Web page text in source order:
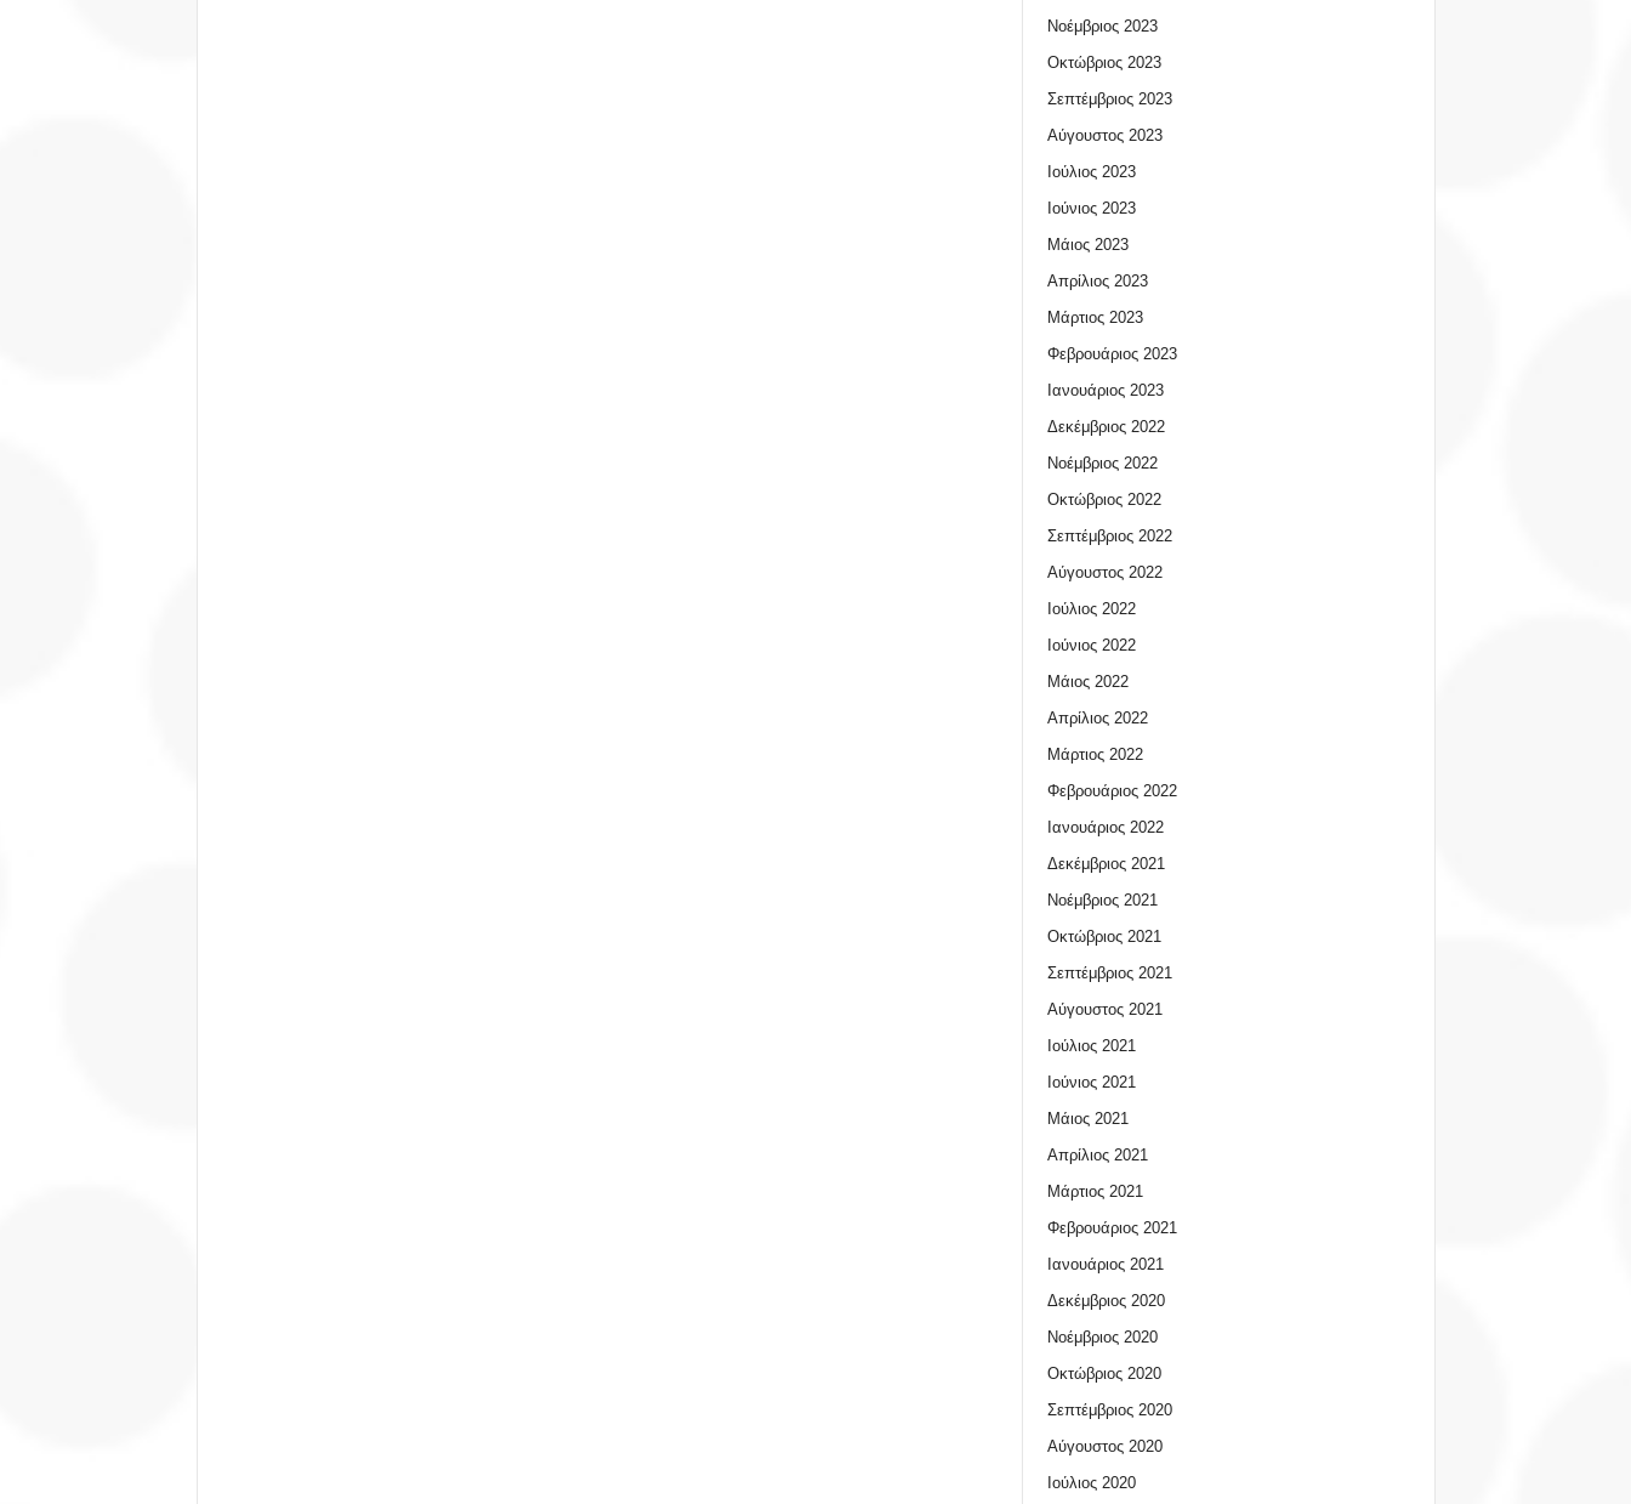
Νοέμβριος 2023
Οκτώβριος 2023
Σεπτέμβριος 2023
Αύγουστος 2023
Ιούλιος 2023
Ιούνιος 2023
Μάιος 2023
Απρίλιος 2023
Μάρτιος 2023
Φεβρουάριος 2023
Ιανουάριος 2023
Δεκέμβριος 2022
Νοέμβριος 2022
Οκτώβριος 2022
Σεπτέμβριος 2022
Αύγουστος 2022
Ιούλιος 2022
Ιούνιος 2022
Μάιος 2022
Απρίλιος 2022
Μάρτιος 2022
Φεβρουάριος 2022
Ιανουάριος 2022
Δεκέμβριος 2021
Νοέμβριος 2021
Οκτώβριος 2021
Σεπτέμβριος 2021
Αύγουστος 2021
Ιούλιος 2021
Ιούνιος 2021
Μάιος 2021
Απρίλιος 2021
Μάρτιος 2021
Φεβρουάριος 2021
Ιανουάριος 2021
Δεκέμβριος 2020
Νοέμβριος 2020
Οκτώβριος 2020
Σεπτέμβριος 2020
Αύγουστος 2020
Ιούλιος 2020